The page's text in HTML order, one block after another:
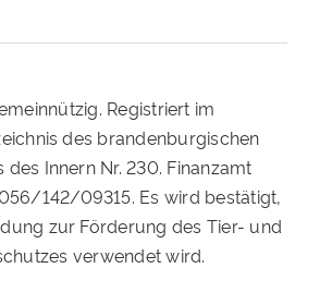
Registriert im
des brandenburgischen
des Innern Nr. 230. Finanzamt
142/09315. Es wird bestätigt,
zur Förderung des Tier- und
verwendet wird.